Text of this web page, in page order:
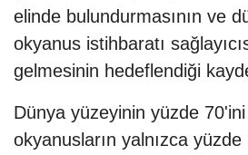
elinde bulundurmasının ve
okyanus istihbaratı
gelmesinin hedeflendiği
Dünya yüzeyinin yüzde
okyanusların yalnızca yüzde